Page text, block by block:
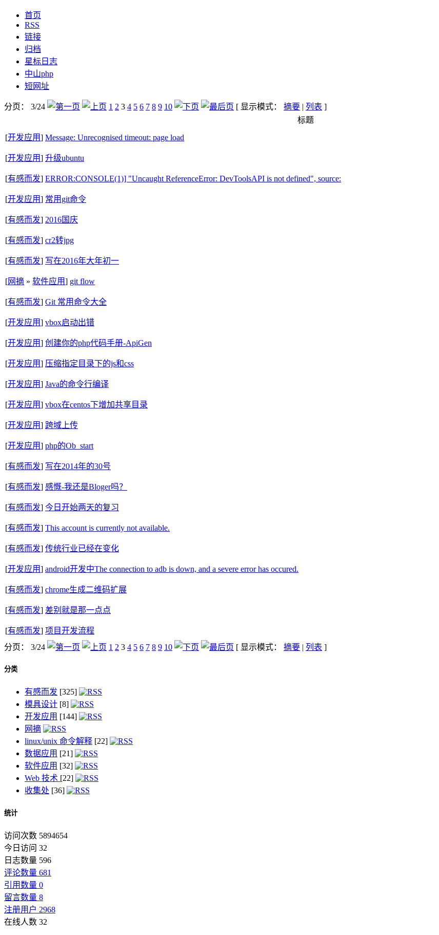
首页
RSS
链接
归档
星标日志
中山php
短网址
分页： 3/24 1 2 3 4 5 6 7 8 9 10 [ 显示模式： 摘要 | 列表 ]
标题
[开发应用] Message: Unrecognised timeout: page load
[开发应用] 升级ubuntu
[有感而发] ERROR:CONSOLE(1)] "Uncaught ReferenceError: DevToolsAPI is not defined", source:
[开发应用] 常用git命令
[有感而发] 2016国庆
[有感而发] cr2转jpg
[有感而发] 写在2016年大年初一
[网摘 » 软件应用] git flow
[有感而发] Git 常用命令大全
[开发应用] vbox启动出错
[开发应用] 创建你的php代码手册-ApiGen
[开发应用] 压缩指定目录下的js和css
[开发应用] Java的命令行编译
[开发应用] vbox在centos下增加共享目录
[开发应用] 跨域上传
[开发应用] php的Ob_start
[有感而发] 写在2014年的30号
[有感而发] 感慨-我还是Bloger吗？
[有感而发] 今日开始两天的复习
[有感而发] This account is currently not available.
[有感而发] 传统行业已经在变化
[开发应用] android开发中The connection to adb is down, and a severe error has occured.
[有感而发] chrome生成二维码扩展
[有感而发] 差别就是那一点点
[有感而发] 项目开发流程
分页： 3/24
1 2 3 4 5 6 7 8 9 10 [ 显示模式： 摘要 | 列表 ]
分类
有感而发 [325]
模具设计 [8]
开发应用 [144]
网摘
linux/unix 命令解释 [22]
数据应用 [21]
软件应用 [32]
Web 技术 [22]
收集处 [36]
统计
访问次数 5894654
今日访问 32
日志数量 596
评论数量 681
引用数量 0
留言数量 8
注册用户 2968
在线人数 32